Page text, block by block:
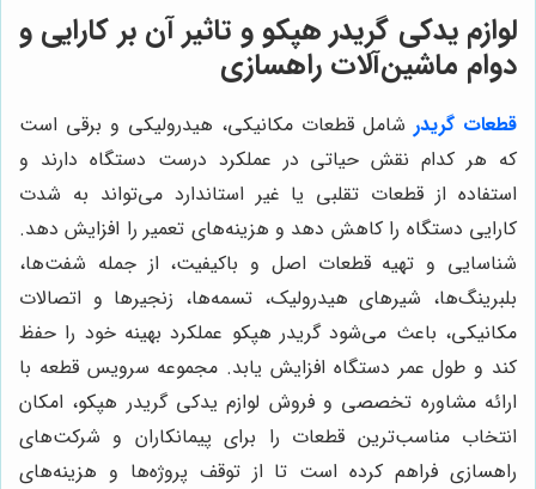
لوازم يدكى گريدر هپكو و تاثیر آن بر کارایی و
دوام ماشین‌آلات راهسازی
قطعات گريدر شامل قطعات مکانیکی، هیدرولیکی و برقی است
که هر کدام نقش حیاتی در عملکرد درست دستگاه دارند و
استفاده از قطعات تقلبی یا غیر استاندارد می‌تواند به شدت
کارایی دستگاه را کاهش دهد و هزینه‌های تعمیر را افزایش دهد.
شناسایی و تهیه قطعات اصل و باکیفیت، از جمله شفت‌ها،
بلبرینگ‌ها، شیرهای هیدرولیک، تسمه‌ها، زنجیرها و اتصالات
مکانیکی، باعث می‌شود گريدر هپكو عملکرد بهینه خود را حفظ
کند و طول عمر دستگاه افزایش یابد. مجموعه سرویس قطعه با
ارائه مشاوره تخصصی و فروش لوازم يدكى گريدر هپكو، امکان
انتخاب مناسب‌ترین قطعات را برای پیمانکاران و شرکت‌های
راهسازی فراهم کرده است تا از توقف پروژه‌ها و هزینه‌های